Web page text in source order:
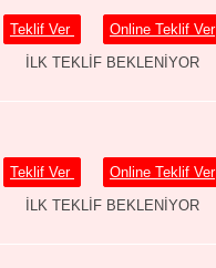
Teklif Ver
Online Teklif Ver
İLK TEKLİF BEKLENİYOR
Teklif Ver
Online Teklif Ver
İLK TEKLİF BEKLENİYOR